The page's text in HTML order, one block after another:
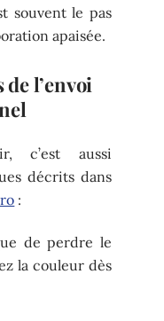
souvent le pas
apaisée.
l’envoi
c’est aussi
décrits dans
:
de perdre le
la couleur dès